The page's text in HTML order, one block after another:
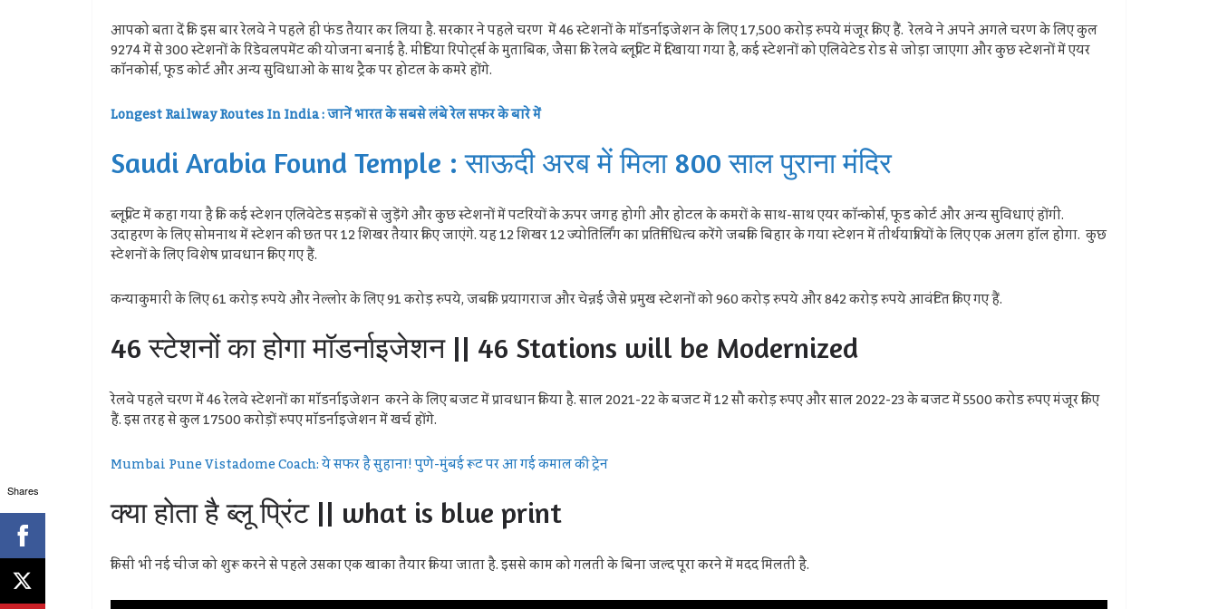
आपको बता दें कि इस बार रेलवे ने पहले ही फंड तैयार कर लिया है. सरकार ने पहले चरण में 46 स्टेशनों के मॉडर्नाइजेशन के लिए 17,500 करोड़ रुपये मंजूर किए हैं. रेलवे ने अपने अगले चरण के लिए कुल
9274 में से 300 स्टेशनों के रिडेवलपमेंट की योजना बनाई है. मीडिया रिपोर्ट्स के मुताबिक, जैसा कि रेलवे ब्लूप्रिंट में दिखाया गया है, कई स्टेशनों को एलिवेटेड रोड से जोड़ा जाएगा और कुछ स्टेशनों में एयर
कॉनकोर्स, फूड कोर्ट और अन्य सुविधाओं के साथ ट्रैक पर होटल के कमरे होंगे.
Longest Railway Routes In India : जानें भारत के सबसे लंबे रेल सफर के बारे में
Saudi Arabia Found Temple : साऊदी अरब में मिला 800 साल पुराना मंदिर
ब्लूप्रिंट में कहा गया है कि कई स्टेशन एलिवेटेड सड़कों से जुड़ेंगे और कुछ स्टेशनों में पटरियों के ऊपर जगह होगी और होटल के कमरों के साथ-साथ एयर कॉन्कोर्स, फूड कोर्ट और अन्य सुविधाएं होंगी.
उदाहरण के लिए सोमनाथ में स्टेशन की छत पर 12 शिखर तैयार किए जाएंगे. यह 12 शिखर 12 ज्योतिर्लिंग का प्रतिनिधित्व करेंगे जबकि बिहार के गया स्टेशन में तीर्थयात्रियों के लिए एक अलग हॉल होगा. कुछ
स्टेशनों के लिए विशेष प्रावधान किए गए हैं.
कन्याकुमारी के लिए 61 करोड़ रुपये और नेल्लोर के लिए 91 करोड़ रुपये, जबकि प्रयागराज और चेन्नई जैसे प्रमुख स्टेशनों को 960 करोड़ रुपये और 842 करोड़ रुपये आवंटित किए गए हैं.
46 स्टेशनों का होगा मॉडर्नाइजेशन || 46 Stations will be Modernized
रेलवे पहले चरण में 46 रेलवे स्टेशनों का मॉडर्नाइजेशन करने के लिए बजट में प्रावधान किया है. साल 2021-22 के बजट में 12 सौ करोड़ रुपए और साल 2022-23 के बजट में 5500 करोड रुपए मंजूर किए
हैं. इस तरह से कुल 17500 करोड़ों रुपए मॉडर्नाइजेशन में खर्च होंगे.
Mumbai Pune Vistadome Coach: ये सफर है सुहाना! पुणे-मुंबई रूट पर आ गई कमाल की ट्रेन
क्या होता है ब्लू प्रिंट || what is blue print
किसी भी नई चीज को शुरू करने से पहले उसका एक खाका तैयार किया जाता है. इससे काम को गलती के बिना जल्द पूरा करने में मदद मिलती है.
Shares